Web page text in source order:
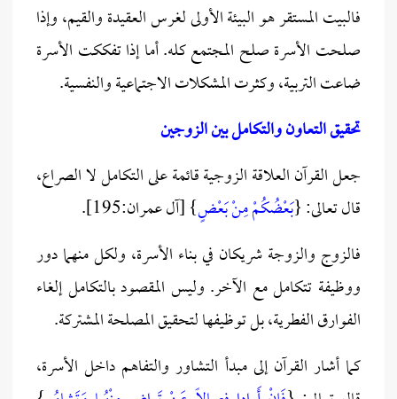
فالبيت المستقر هو البيئة الأولى لغرس العقيدة والقيم، وإذا
صلحت الأسرة صلح المجتمع كله. أما إذا تفككت الأسرة
ضاعت التربية، وكثرت المشكلات الاجتماعية والنفسية.
تحقيق التعاون والتكامل بين الزوجين
جعل القرآن العلاقة الزوجية قائمة على التكامل لا الصراع،
قال تعالى: {بَعْضُكُمْ مِنْ بَعْضٍ} [آل عمران:195].
فالزوج والزوجة شريكان في بناء الأسرة، ولكل منهما دور
ووظيفة تتكامل مع الآخر. وليس المقصود بالتكامل إلغاء
الفوارق الفطرية، بل توظيفها لتحقيق المصلحة المشتركة.
كما أشار القرآن إلى مبدأ التشاور والتفاهم داخل الأسرة،